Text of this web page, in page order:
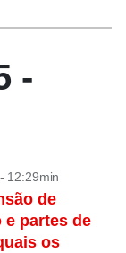
-
12:29min
de
e partes de
os